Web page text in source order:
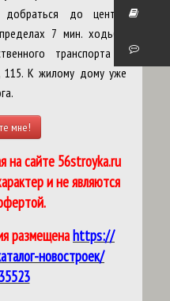
до центра
7 мин. ходьбы
транспорта с
К жилому дому уже
мне!
на сайте 56stroyka.ru
и не являются
размещенаhttps://
новостроек/